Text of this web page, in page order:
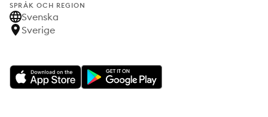
SPRÅK OCH REGION
Svenska
Sverige